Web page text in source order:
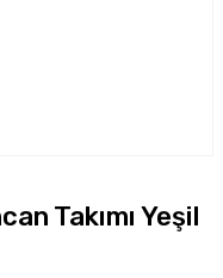
Takımı Yeşil